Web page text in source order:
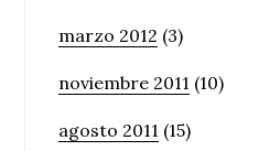
marzo 2012 (3)
noviembre 2011 (10)
agosto 2011 (15)